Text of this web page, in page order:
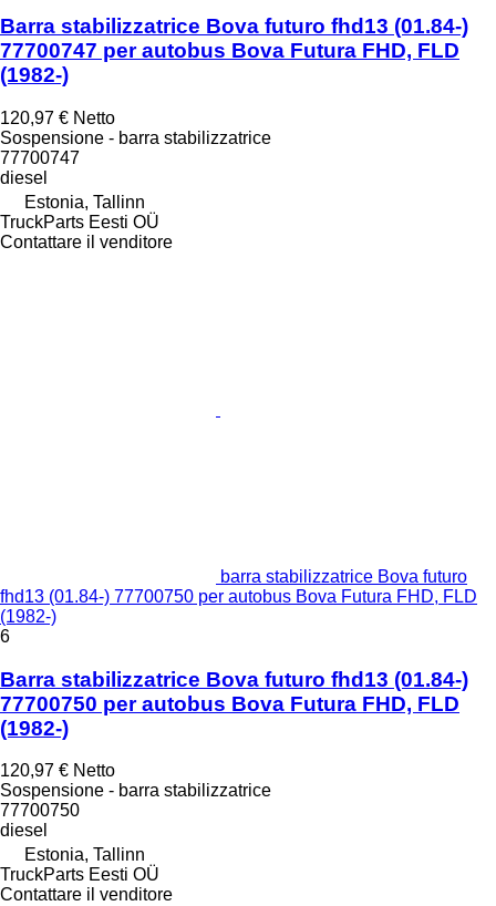
Barra stabilizzatrice Bova futuro fhd13 (01.84-)
77700747 per autobus Bova Futura FHD, FLD
(1982-)
120,97 € Netto
Sospensione - barra stabilizzatrice
77700747
diesel
Estonia, Tallinn
TruckParts Eesti OÜ
Contattare il venditore
barra stabilizzatrice Bova futuro
fhd13 (01.84-) 77700750 per autobus Bova Futura FHD, FLD
(1982-)
6
Barra stabilizzatrice Bova futuro fhd13 (01.84-)
77700750 per autobus Bova Futura FHD, FLD
(1982-)
120,97 € Netto
Sospensione - barra stabilizzatrice
77700750
diesel
Estonia, Tallinn
TruckParts Eesti OÜ
Contattare il venditore